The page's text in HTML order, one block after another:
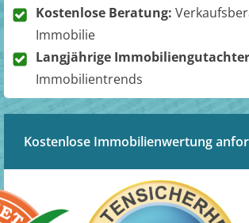
Kostenlose Beratung:
Immobilie
Langjährige
Immobilientrends
Kostenlose Immobilienwertung